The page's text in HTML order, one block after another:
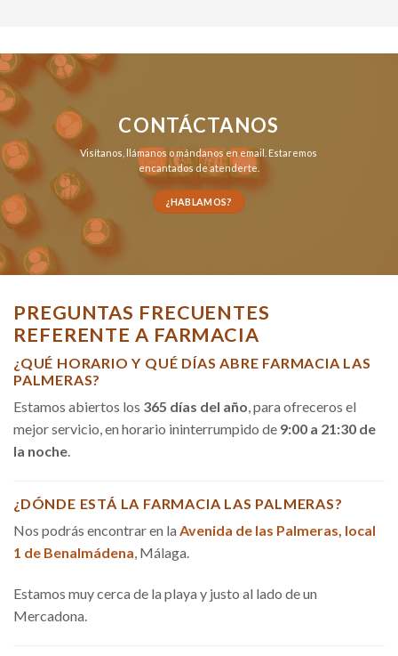
CONTÁCTANOS
Visítanos, llámanosomándanos en email . Estaremos
encantados de atenderte.
¿HABLAMOS?
PREGUNTAS FRECUENTES
REFERENTE A FARMACIA
¿QUÉ HORARIO Y QUÉ DÍAS ABRE FARMACIA LAS
PALMERAS?
Estamos abiertos los 365 días del año, para ofreceros el
mejor servicio, en horario ininterrumpido de 9:00 a 21:30 de
la noche.
¿DÓNDE ESTÁ LA FARMACIA LAS PALMERAS?
Nos podrás encontrar en la Avenida de las Palmeras, local
1 de Benalmádena, Málaga.
Estamos muy cerca de la playa y justo al lado de un
Mercadona.